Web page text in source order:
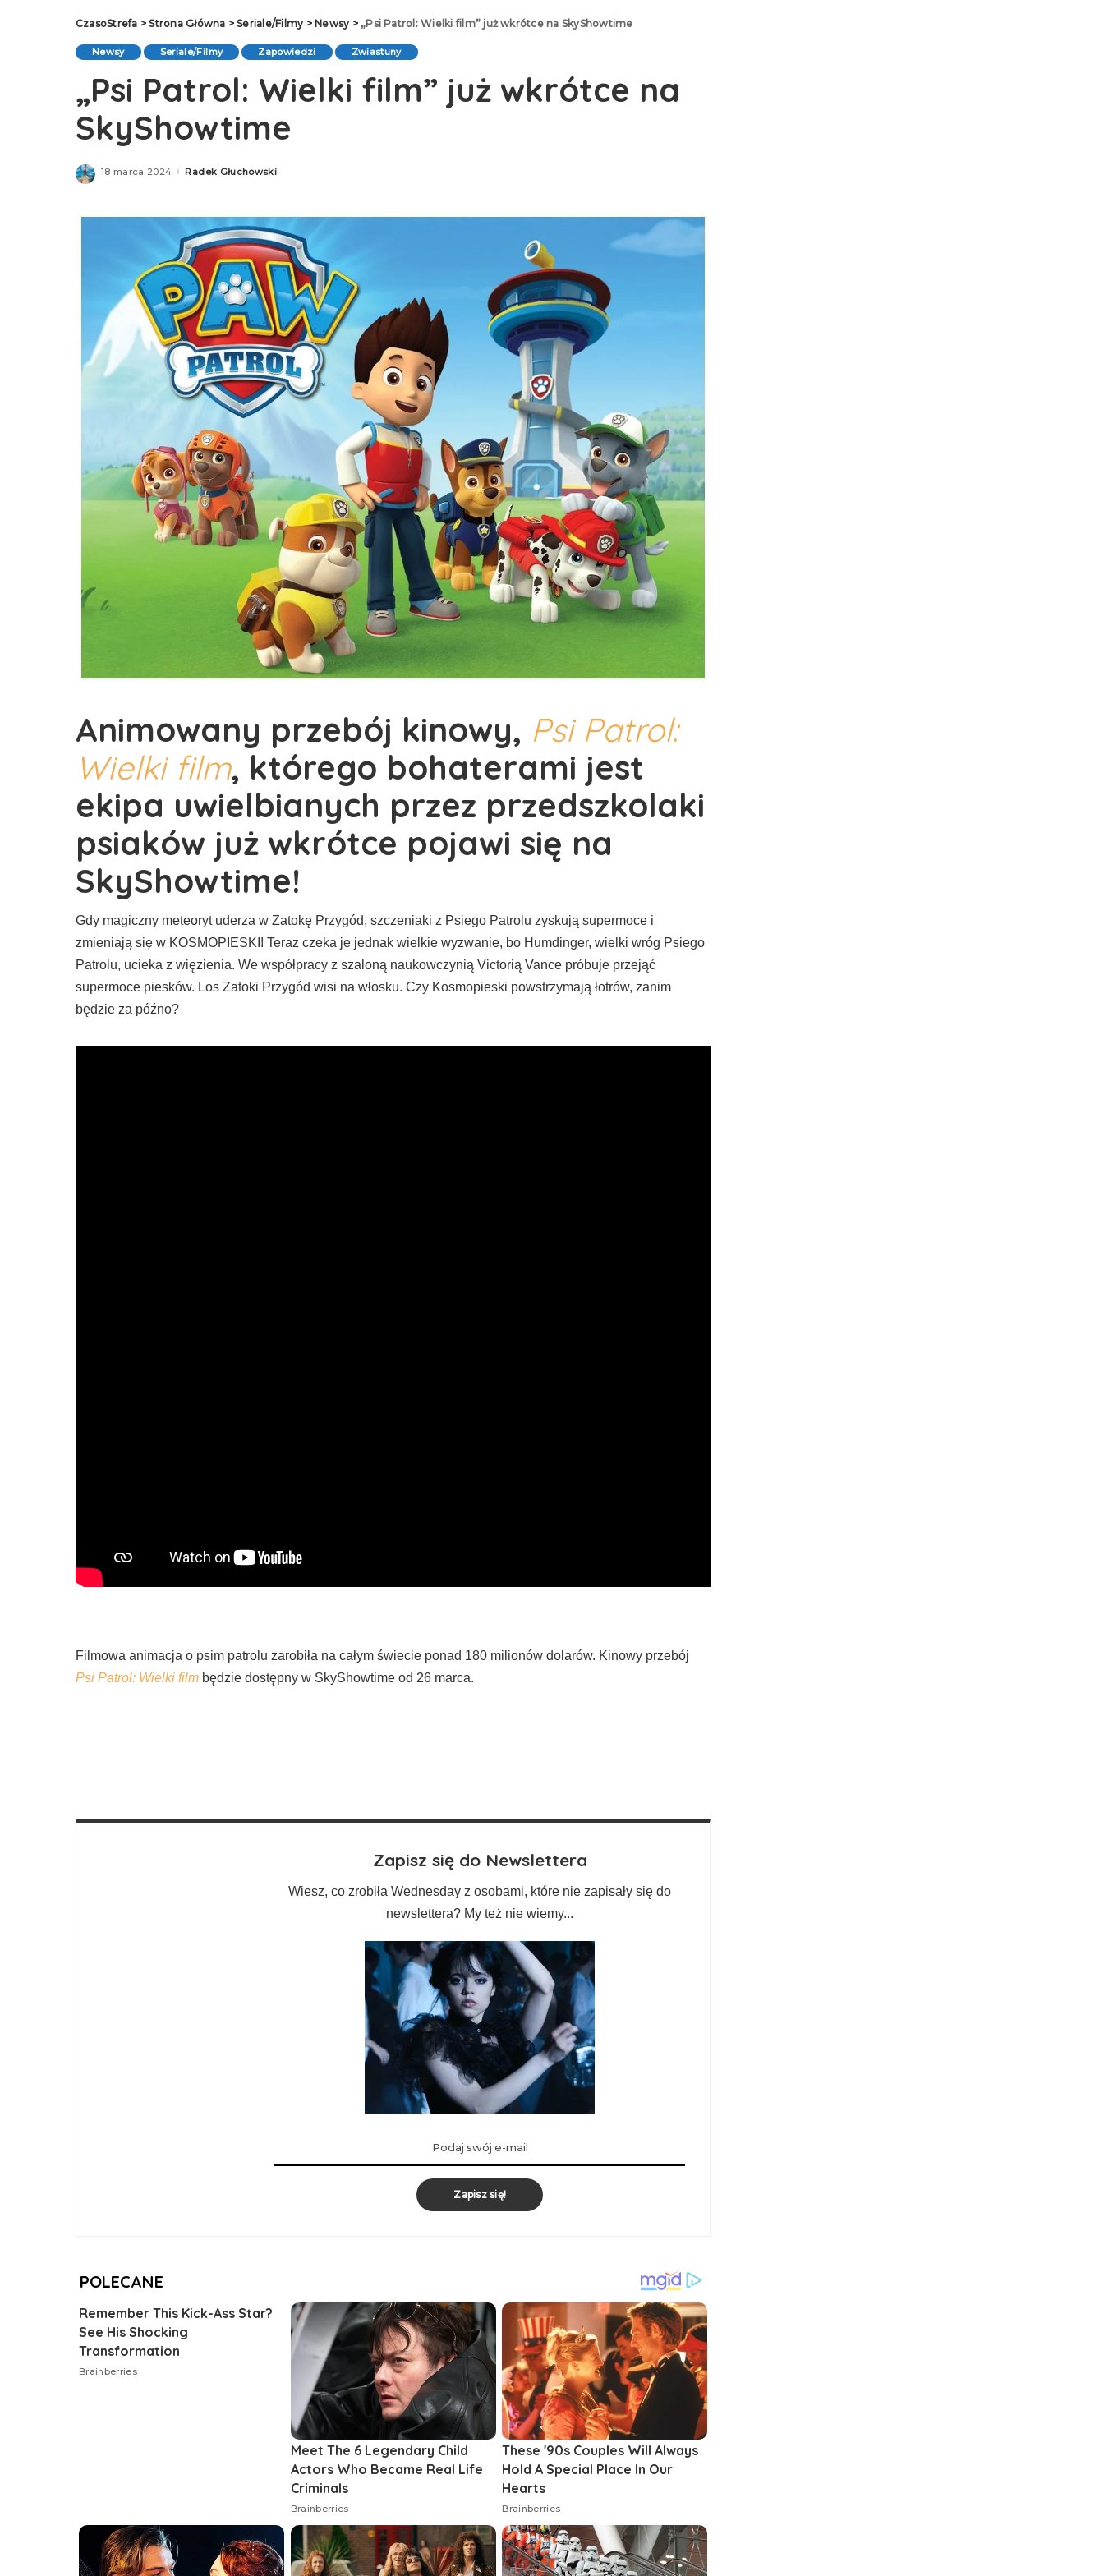
CzasoStrefa >Strona Główna >Seriale/Filmy> Newsy> „Psi Patrol: Wielki film” już wkrótce na SkyShowtime
Newsy Seriale/Filmy Zapowiedzi Zwiastuny
„Psi Patrol: Wielki film” już wkrótce na
SkyShowtime
18 marca 2024Posted
Radek Głuchowski
Animowany przebój kinowy, Psi Patrol:
Wielki film, którego bohaterami jest
ekipa uwielbianych przez przedszkolaki
psiaków już wkrótce pojawi się na
SkyShowtime!
Gdy magiczny meteoryt uderza w Zatokę Przygód, szczeniaki z Psiego Patrolu zyskują supermoce i
zmieniają się w KOSMOPIESKI! Teraz czeka je jednak wielkie wyzwanie, bo Humdinger, wielki wróg Psiego
Patrolu, ucieka z więzienia. We współpracy z szaloną naukowczynią Victorią Vance próbuje przejąć
supermoce piesków. Los Zatoki Przygód wisi na włosku. Czy Kosmopieski powstrzymają łotrów, zanim
będzie za późno?
Filmowa animacja o psim patrolu zarobiła na całym świecie ponad 180 milionów dolarów. Kinowy przebój
Psi Patrol: Wielki film będzie dostępny w SkyShowtime od 26 marca.
Zapisz się do Newslettera
Wiesz, co zrobiła Wednesday z osobami, które nie zapisały się do
newslettera? My też nie wiemy...
Zapisz się!